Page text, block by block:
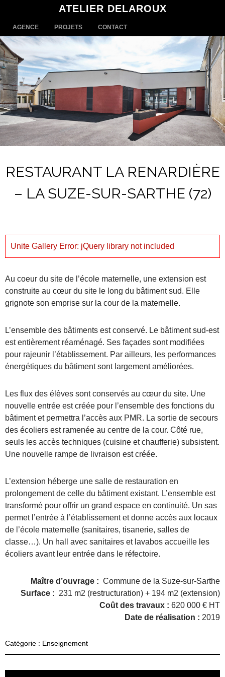
ATELIER DELAROUX
MENU
SKIP TO CONTENT
AGENCE PROJETS CONTACT
RESTAURANT LA RENARDIÈRE
– LA SUZE-SUR-SARTHE (72)
Unite Gallery Error: jQuery library not included
Au coeur du site de l’école maternelle, une extension est
construite au cœur du site le long du bâtiment sud. Elle
grignote son emprise sur la cour de la maternelle.
L’ensemble des bâtiments est conservé. Le bâtiment sud-est
est entièrement réaménagé. Ses façades sont modifiées
pour rajeunir l’établissement. Par ailleurs, les performances
énergétiques du bâtiment sont largement améliorées.
Les flux des élèves sont conservés au cœur du site. Une
nouvelle entrée est créée pour l’ensemble des fonctions du
bâtiment et permettra l’accès aux PMR. La sortie de secours
des écoliers est ramenée au centre de la cour. Côté rue,
seuls les accès techniques (cuisine et chaufferie) subsistent.
Une nouvelle rampe de livraison est créée.
L’extension héberge une salle de restauration en
prolongement de celle du bâtiment existant. L’ensemble est
transformé pour offrir un grand espace en continuité. Un sas
permet l’entrée à l’établissement et donne accès aux locaux
de l’école maternelle (sanitaires, tisanerie, salles de
classe…). Un hall avec sanitaires et lavabos accueille les
écoliers avant leur entrée dans le réfectoire.
Maître d’ouvrage : Commune de la Suze-sur-Sarthe
Surface : 231 m2 (restructuration) + 194 m2 (extension)
Coût des travaux : 620 000 € HT
Date de réalisation : 2019
Catégorie : Enseignement